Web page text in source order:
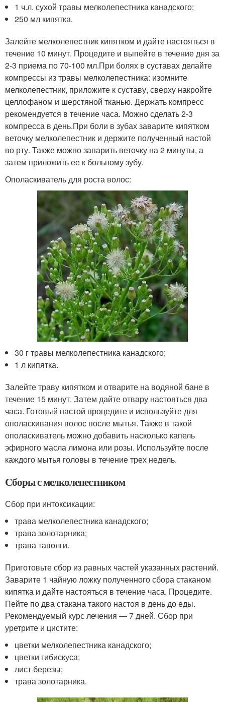
1 ч.л. сухой травы мелколепестника канадского;
250 мл кипятка.
Залейте мелколепестник кипятком и дайте настояться в
течение 10 минут. Процедите и выпейте в течение дня за
2-3 приема по 70-100 мл.При болях в суставах делайте
компрессы из травы мелколепестника: изомните
мелколепестник, приложите к суставу, сверху накройте
целлофаном и шерстяной тканью. Держать компресс
рекомендуется в течение часа. Можно сделать 2-3
компресса в день.При боли в зубах заварите кипятком
веточку мелколепестник и держите полученный настой
во рту. Также можно запарить веточку на 2 минуты, а
затем приложить ее к больному зубу.
Ополаскиватель для роста волос:
30 г травы мелколепестника канадского;
1 л кипятка.
Залейте траву кипятком и отварите на водяной бане в
течение 15 минут. Затем дайте отвару настояться два
часа. Готовый настой процедите и используйте для
ополаскивания волос после мытья. Также в такой
ополаскиватель можно добавить насколько капель
эфирного масла лимона или розы. Используйте после
каждого мытья головы в течение трех недель.
Сборы с мелколепестником
Сбор при интоксикации:
трава мелколепестника канадского;
трава золотарника;
трава таволги.
Приготовьте сбор из равных частей указанных растений.
Заварите 1 чайную ложку полученного сбора стаканом
кипятка и дайте настояться в течение часа. Процедите.
Пейте по два стакана такого настоя в день до еды.
Рекомендуемый курс лечения — 7 дней. Сбор при
уретрите и цистите:
цветки мелколепестника канадского;
цветки гибискуса;
лист березы;
трава золотарника.